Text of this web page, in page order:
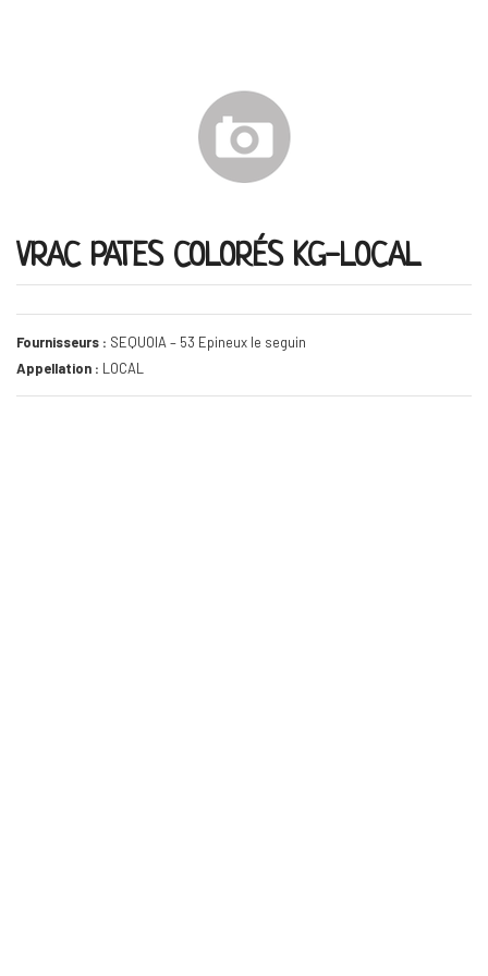
VRAC PATES COLORÉS KG-LOCAL
Fournisseurs : SEQUOIA – 53 Epineux le seguin
Appellation : LOCAL